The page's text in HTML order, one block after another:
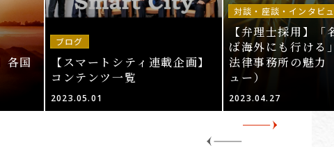
各国
ブログ
【スマートシティ連載企画】
コンテンツ一覧
2023.05.01
対談・座談・インタビ
【弁理士採用】「
ば海外にも行け
法律事務所の魅力
ュー）
2023.04.27